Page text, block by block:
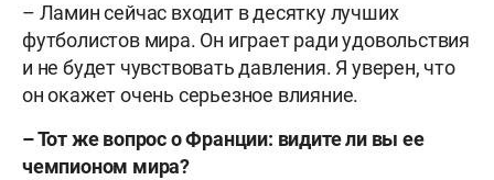
– Ламин сейчас входит в десятку лучших
футболистов мира. Он играет ради удовольствия
и не будет чувствовать давления. Я уверен, что
он окажет очень серьезное влияние.
– Тот же вопрос о Франции: видите ли вы ее
чемпионом мира?